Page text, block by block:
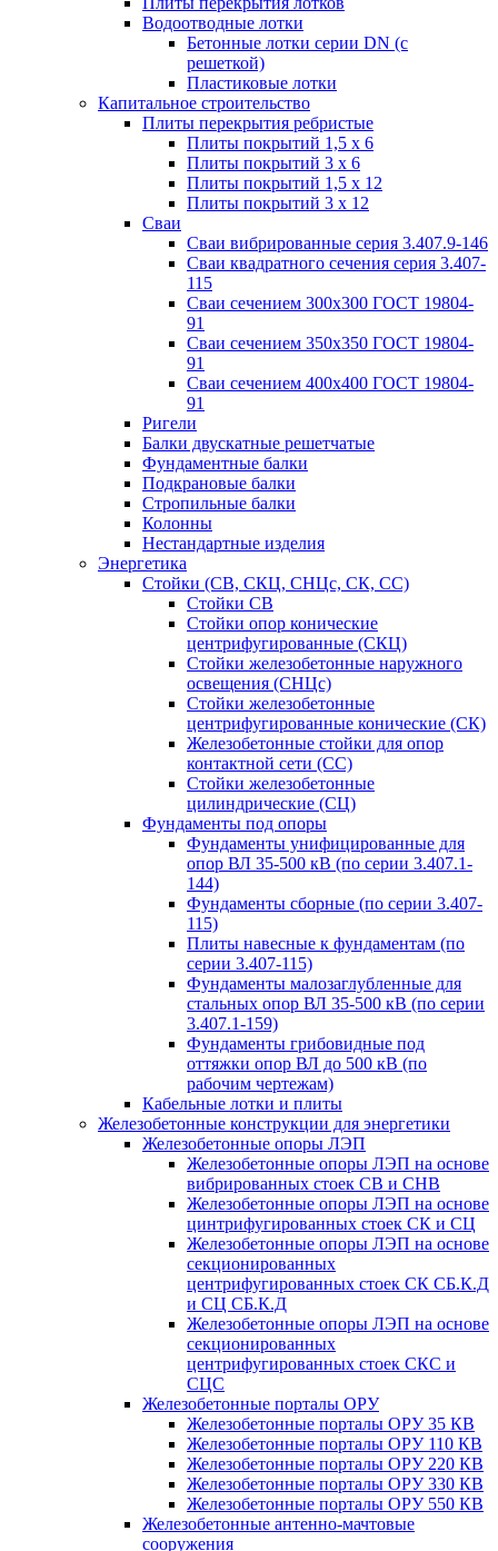
Водоотводные лотки
Бетонные лотки серии DN (с
решеткой)
Пластиковые лотки
Капитальное строительство
Плиты перекрытия ребристые
Плиты покрытий 1,5 x 6
Плиты покрытий 3 x 6
Плиты покрытий 1,5 x 12
Плиты покрытий 3 x 12
Сваи
Сваи вибрированные серия 3.407.9-146
Сваи квадратного сечения серия 3.407-
115
Сваи сечением 300х300 ГОСТ 19804-
91
Сваи сечением 350х350 ГОСТ 19804-
91
Сваи сечением 400х400 ГОСТ 19804-
91
Ригели
Балки двускатные решетчатые
Фундаментные балки
Подкрановые балки
Стропильные балки
Колонны
Нестандартные изделия
Энергетика
Стойки (СВ, СКЦ, СНЦс, СК, СС)
Стойки СВ
Стойки опор конические
центрифугированные (СКЦ)
Стойки железобетонные наружного
освещения (СНЦс)
Стойки железобетонные
центрифугированные конические (СК)
Железобетонные стойки для опор
контактной сети (СС)
Стойки железобетонные
цилиндрические (СЦ)
Фундаменты под опоры
Фундаменты унифицированные для
опор ВЛ 35-500 кВ (по серии 3.407.1-
144)
Фундаменты сборные (по серии 3.407-
115)
Плиты навесные к фундаментам (по
серии 3.407-115)
Фундаменты малозаглубленные для
стальных опор ВЛ 35-500 кВ (по серии
3.407.1-159)
Фундаменты грибовидные под
оттяжки опор ВЛ до 500 кВ (по
рабочим чертежам)
Кабельные лотки и плиты
Железобетонные конструкции для энергетики
Железобетонные опоры ЛЭП
Железобетонные опоры ЛЭП на основе
вибрированных стоек СВ и СНВ
Железобетонные опоры ЛЭП на основе
цинтрифугированных стоек СК и СЦ
Железобетонные опоры ЛЭП на основе
секционированных
центрифугированных стоек СК СБ.К.Д
и СЦ СБ.К.Д
Железобетонные опоры ЛЭП на основе
секционированных
центрифугированных стоек СКС и
СЦС
Железобетонные порталы ОРУ
Железобетонные порталы ОРУ 35 КВ
Железобетонные порталы ОРУ 110 КВ
Железобетонные порталы ОРУ 220 КВ
Железобетонные порталы ОРУ 330 КВ
Железобетонные порталы ОРУ 550 КВ
Железобетонные антенно-мачтовые
сооружения